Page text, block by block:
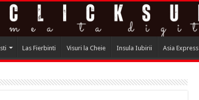
Las Fierbinti Visuri la Cheie Insula Iubirii Asia Express